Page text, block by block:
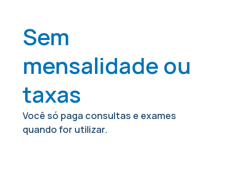
Sem
mensalidade ou
taxas
Você só paga consultas e exames
quando for utilizar.